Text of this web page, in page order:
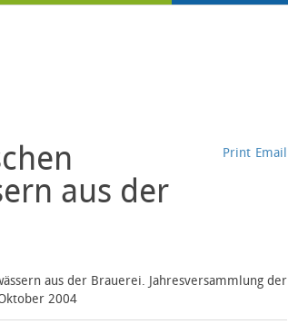
Email
Print
aus der
aus der Brauerei. Jahresversammlung der
2004